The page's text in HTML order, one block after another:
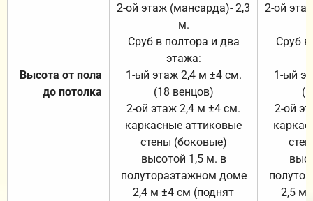
Высота от пола
до потолка
2-ой этаж (мансарда)- 2,3
м.
Сруб в полтора и два
этажа:
1-ый этаж 2,4 м ±4 см.
(18 венцов)
2-ой этаж 2,4 м ±4 см.
каркасные аттиковые
стены (боковые)
высотой 1,5 м. в
полутораэтажном доме
2,4 м ±4 см (поднят
2-ой
Сруб
1-ый
2-ой
2,5 м